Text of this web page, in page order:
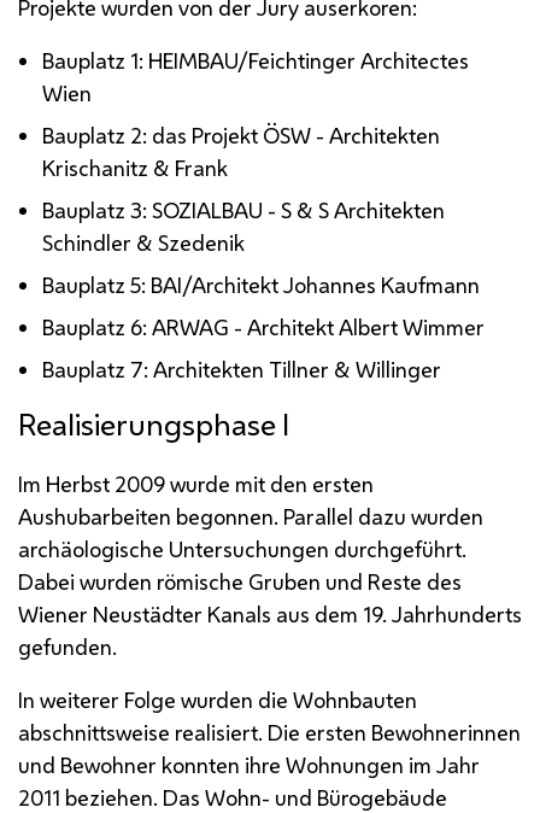
Projekte wurden von der Jury auserkoren:
Bauplatz 1: HEIMBAU/Feichtinger Architectes
Wien
Bauplatz 2: das Projekt ÖSW - Architekten
Krischanitz & Frank
Bauplatz 3: SOZIALBAU - S & S Architekten
Schindler & Szedenik
Bauplatz 5: BAI/Architekt Johannes Kaufmann
Bauplatz 6: ARWAG - Architekt Albert Wimmer
Bauplatz 7: Architekten Tillner & Willinger
Realisierungsphase I
Im Herbst 2009 wurde mit den ersten
Aushubarbeiten begonnen. Parallel dazu wurden
archäologische Untersuchungen durchgeführt.
Dabei wurden römische Gruben und Reste des
Wiener Neustädter Kanals aus dem 19. Jahrhunderts
gefunden.
In weiterer Folge wurden die Wohnbauten
abschnittsweise realisiert. Die ersten Bewohnerinnen
und Bewohner konnten ihre Wohnungen im Jahr
2011 beziehen. Das Wohn- und Bürogebäude